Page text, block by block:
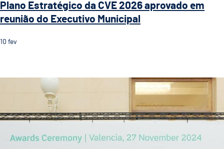
Plano Estratégico da CVE 2026 aprovado em
reunião do Executivo Municipal
10 fev
Com o título de CVE 2026 Guimarães terá ainda